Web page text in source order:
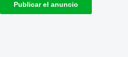
Publicar el anuncio